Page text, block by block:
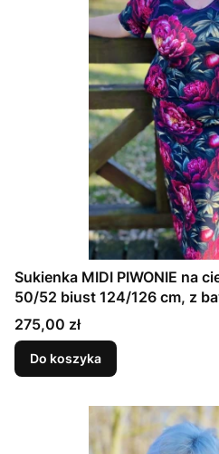
Sukienka MIDI PIWONIE na
50/52 biust 124/126 cm, z
kieszeniami
Cena
275,00 zł
Do koszyka